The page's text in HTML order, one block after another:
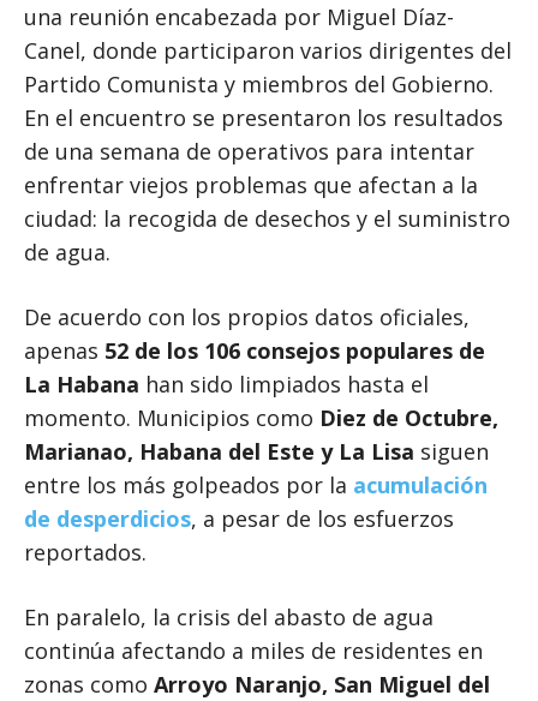
una reunión encabezada por Miguel Díaz-
Canel, donde participaron varios dirigentes del
Partido Comunista y miembros del Gobierno.
En el encuentro se presentaron los resultados
de una semana de operativos para intentar
enfrentar viejos problemas que afectan a la
ciudad: la recogida de desechos y el suministro
de agua.
De acuerdo con los propios datos oficiales,
apenas 52 de los 106 consejos populares de
La Habana han sido limpiados hasta el
momento. Municipios como Diez de Octubre,
Marianao, Habana del Este y La Lisa siguen
entre los más golpeados por la acumulación
de desperdicios, a pesar de los esfuerzos
reportados.
En paralelo, la crisis del abasto de agua
continúa afectando a miles de residentes en
zonas como Arroyo Naranjo, San Miguel del